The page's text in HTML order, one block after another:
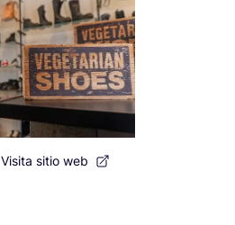
Visita sitio web